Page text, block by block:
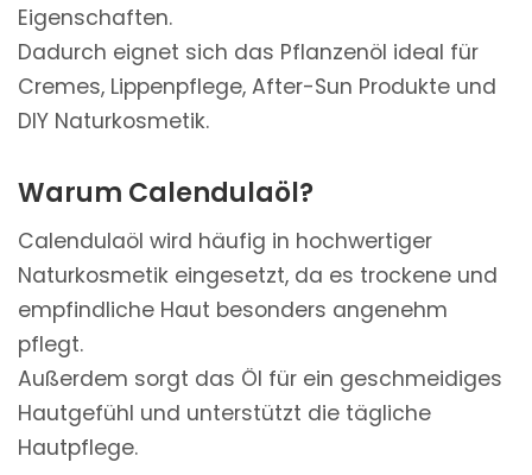
Eigenschaften.
Dadurch eignet sich das Pflanzenöl ideal für
Cremes, Lippenpflege, After-Sun Produkte und
DIY Naturkosmetik.
Warum Calendulaöl?
Calendulaöl wird häufig in hochwertiger
Naturkosmetik eingesetzt, da es trockene und
empfindliche Haut besonders angenehm
pflegt.
Außerdem sorgt das Öl für ein geschmeidiges
Hautgefühl und unterstützt die tägliche
Hautpflege.